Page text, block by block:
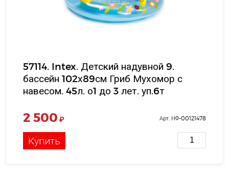
57114. Intex. Детский надувной 9.
бассейн 102х89см Гриб Мухомор с
навесом. 45л. о1 до 3 лет. уп.6т
2 500 ₽ Арт. НФ-00121478
Купить